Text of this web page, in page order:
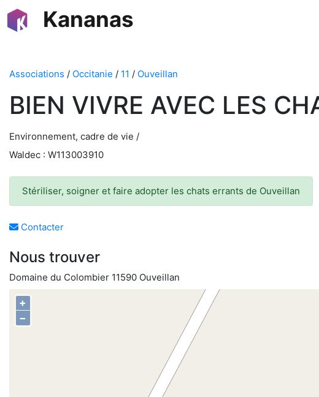
Kananas
Associations / Occitanie / 11 / Ouveillan
BIEN VIVRE AVEC LES
Environnement, cadre de vie /
Waldec : W113003910
Stériliser, soigner et faire adopter les chats errants de Ouveillan
Contacter
Nous trouver
Domaine du Colombier 11590 Ouveillan
+
−